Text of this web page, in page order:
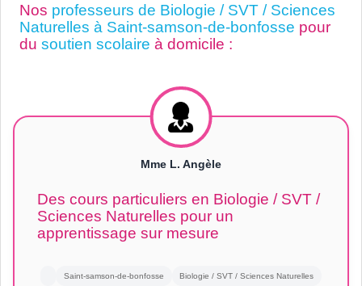
Nos professeurs de Biologie / SVT / Sciences
Naturelles à Saint-samson-de-bonfosse pour
du soutien scolaire à domicile :
Mme L. Angèle
Des cours particuliers en Biologie / SVT /
Sciences Naturelles pour un
apprentissage sur mesure
Saint-samson-de-bonfosse Biologie / SVT / Sciences Naturelles